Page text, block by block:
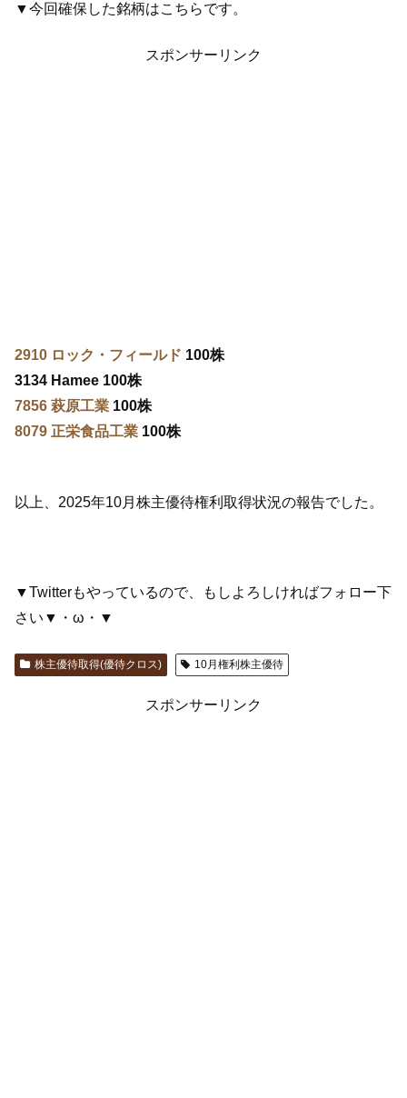
▼今回確保した銘柄はこちらです。
スポンサーリンク
2910 ロック・フィールド 100株
3134 Hamee 100株
7856 萩原工業 100株
8079 正栄食品工業 100株
以上、2025年10月株主優待権利取得状況の報告でした。
▼Twitterもやっているので、もしよろしければフォロー下
さい▼・ω・▼
株主優待取得(優待クロス) 10月権利株主優待
スポンサーリンク